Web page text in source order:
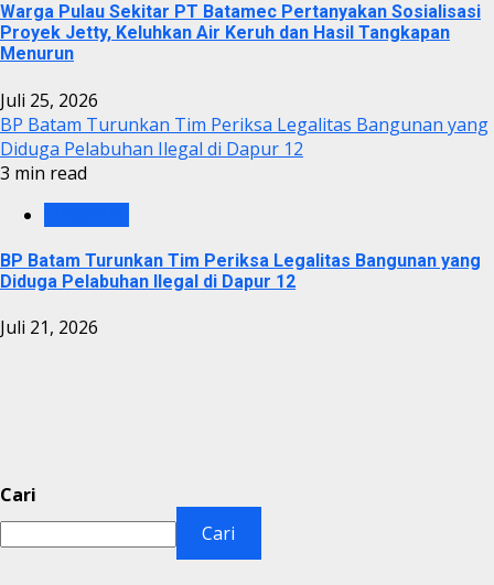
Warga Pulau Sekitar PT Batamec Pertanyakan Sosialisasi
Proyek Jetty, Keluhkan Air Keruh dan Hasil Tangkapan
Menurun
Juli 25, 2026
BP Batam Turunkan Tim Periksa Legalitas Bangunan yang
Diduga Pelabuhan Ilegal di Dapur 12
3 min read
BP Batam Turunkan Tim Periksa Legalitas Bangunan yang
Diduga Pelabuhan Ilegal di Dapur 12
Juli 21, 2026
Cari
Cari